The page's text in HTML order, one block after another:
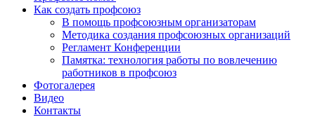
Как создать профсоюз
В помощь профсоюзным организаторам
Методика создания профсоюзных организаций
Регламент Конференции
Памятка: технология работы по вовлечению
работников в профсоюз
Фотогалерея
Видео
Контакты